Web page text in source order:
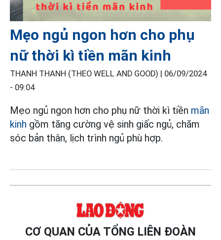
Mẹo ngủ ngon hơn cho phụ
nữ thời kì tiền mãn kinh
THANH THANH (THEO WELL AND GOOD) | 06/09/2024
- 09:04
Mẹo ngủ ngon hơn cho phụ nữ thời kì tiền mãn
kinh gồm tăng cường vệ sinh giấc ngủ, chăm
sóc bản thân, lịch trình ngủ phù hợp.
CƠ QUAN CỦA TỔNG LIÊN ĐOÀN